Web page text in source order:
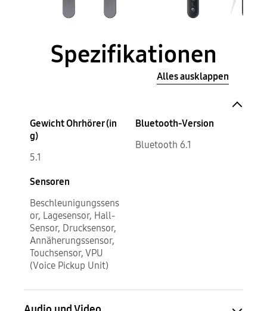
Spezifikationen
Alles ausklappen
Gewicht Ohrhörer (in
g)
5.1
Bluetooth-Version
Bluetooth 6.1
Sensoren
Beschleunigungssens
or, Lagesensor, Hall-
Sensor, Drucksensor,
Annäherungssensor,
Touchsensor, VPU
(Voice Pickup Unit)